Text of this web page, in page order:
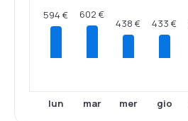
594 €
lun
602 €
mar
438 €
mer
433 €
gio